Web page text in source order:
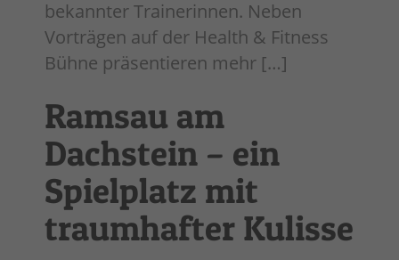
bekannter Trainerinnen. Neben
Vorträgen auf der Health & Fitness
Bühne präsentieren mehr […]
Ramsau am
Dachstein – ein
Spielplatz mit
traumhafter Kulisse